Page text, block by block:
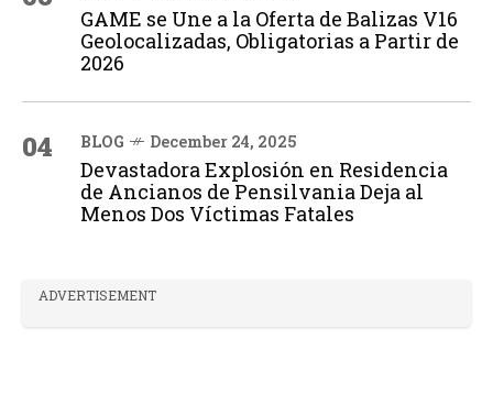
GAME se Une a la Oferta de Balizas V16
Geolocalizadas, Obligatorias a Partir de
2026
04 BLOG December 24, 2025
Devastadora Explosión en Residencia
de Ancianos de Pensilvania Deja al
Menos Dos Víctimas Fatales
ADVERTISEMENT